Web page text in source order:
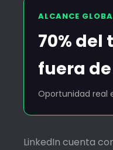
ALCANCE
70% del
fuera de
Oportunidad real
LinkedIn cuenta